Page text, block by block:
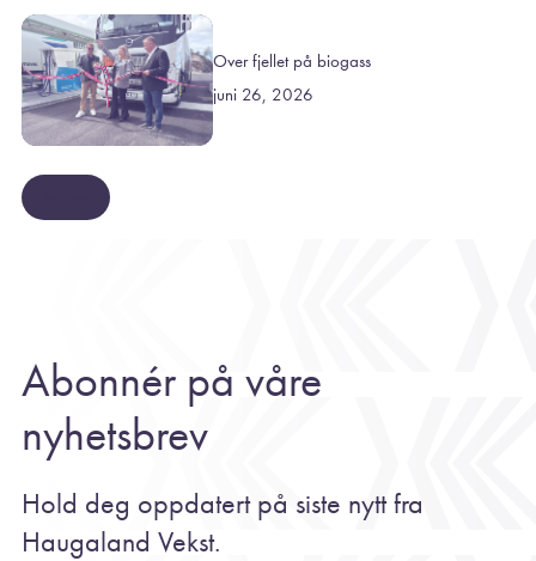
Over fjellet på biogass
juni 26, 2026
Abonnér på våre
nyhetsbrev
Hold deg oppdatert på siste nytt fra
Haugaland Vekst.